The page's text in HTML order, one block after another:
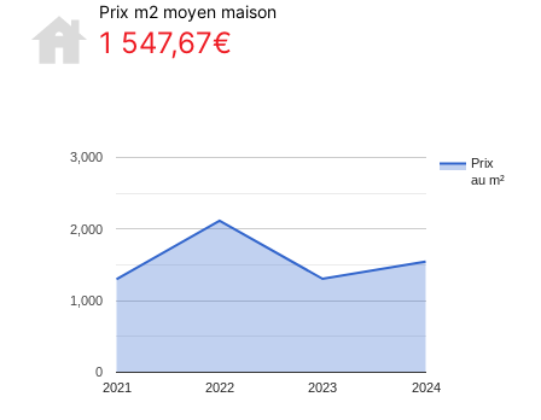
Prix m2 moyen maison
1 547,67€
Prix
au m²
2021 2022 2023 2024
0
1,000
2,000
3,000